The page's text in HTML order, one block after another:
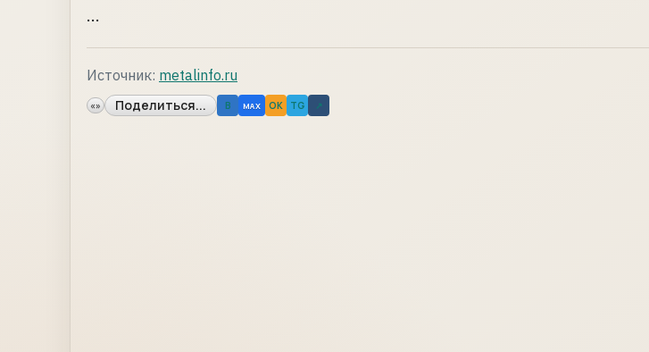
...
Источник: metalinfo.ru
«» Поделиться... B MAX OK TG ↗